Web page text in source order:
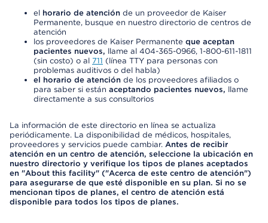
el horario de atención de un proveedor de Kaiser
Permanente, busque en nuestro directorio de centros de
atención
los proveedores de Kaiser Permanente que aceptan
pacientes nuevos, llame al 404-365-0966, 1-800-611-1811
(sin costo) o al 711 (línea TTY para personas con
problemas auditivos o del habla)
el horario de atención de los proveedores afiliados o
para saber si están aceptando pacientes nuevos, llame
directamente a sus consultorios
La información de este directorio en línea se actualiza
periódicamente. La disponibilidad de médicos, hospitales,
proveedores y servicios puede cambiar. Antes de recibir
atención en un centro de atención, seleccione la ubicación en
nuestro directorio y verifique los tipos de planes aceptados
en "About this facility" ("Acerca de este centro de atención")
para asegurarse de que esté disponible en su plan. Si no se
mencionan tipos de planes, el centro de atención está
disponible para todos los tipos de planes.